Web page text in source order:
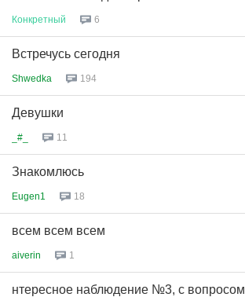
Конкретный 6
Встречусь сегодня
Shwedka 194
Девушки
_#_ 11
Знакомлюсь
Eugen1 18
всем всем всем
aiverin 1
нтересное наблюдение №3, с вопросом